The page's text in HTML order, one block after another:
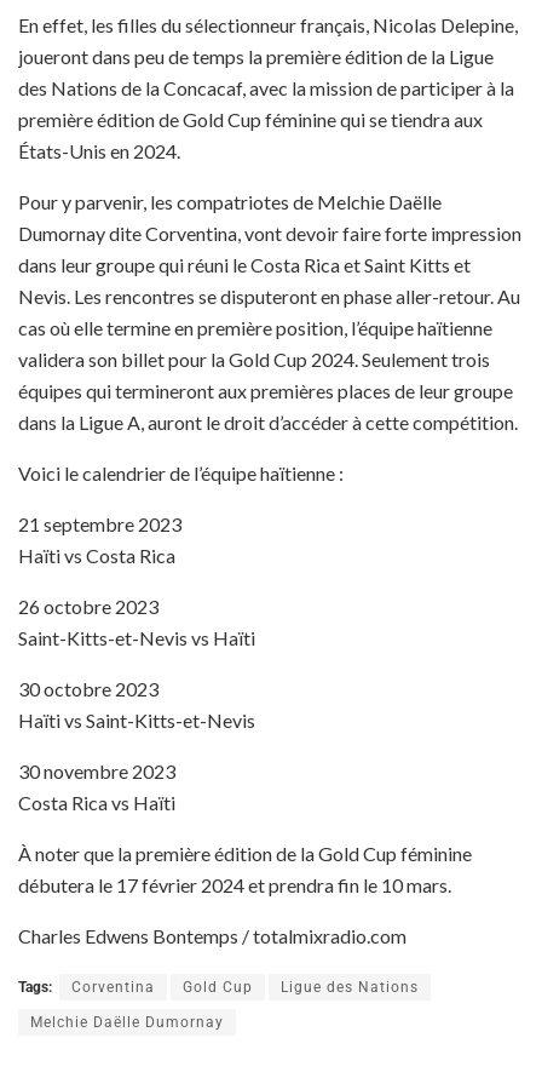
En effet, les filles du sélectionneur français, Nicolas Delepine,
joueront dans peu de temps la première édition de la Ligue
des Nations de la Concacaf, avec la mission de participer à la
première édition de Gold Cup féminine qui se tiendra aux
États-Unis en 2024.
Pour y parvenir, les compatriotes de Melchie Daëlle
Dumornay dite Corventina, vont devoir faire forte impression
dans leur groupe qui réuni le Costa Rica et Saint Kitts et
Nevis. Les rencontres se disputeront en phase aller-retour. Au
cas où elle termine en première position, l’équipe haïtienne
validera son billet pour la Gold Cup 2024. Seulement trois
équipes qui termineront aux premières places de leur groupe
dans la Ligue A, auront le droit d’accéder à cette compétition.
Voici le calendrier de l’équipe haïtienne :
21 septembre 2023
Haïti vs Costa Rica
26 octobre 2023
Saint-Kitts-et-Nevis vs Haïti
30 octobre 2023
Haïti vs Saint-Kitts-et-Nevis
30 novembre 2023
Costa Rica vs Haïti
À noter que la première édition de la Gold Cup féminine
débutera le 17 février 2024 et prendra fin le 10 mars.
Charles Edwens Bontemps / totalmixradio.com
Tags: Corventina Gold Cup Ligue des Nations
Melchie Daëlle Dumornay